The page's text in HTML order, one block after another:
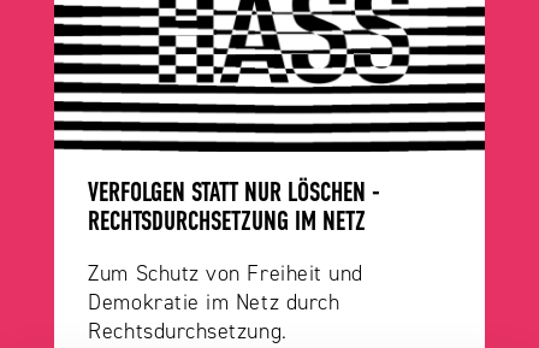
VERFOLGEN STATT NUR LÖSCHEN -
RECHTSDURCHSETZUNG IM NETZ
Zum Schutz von Freiheit und
Demokratie im Netz durch
Rechtsdurchsetzung.